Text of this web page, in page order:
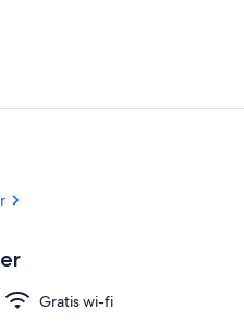
Exteriör
Gratis wi-fi